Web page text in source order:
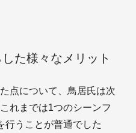
た様々なメリット
点について、鳥居氏は次
れまでは1つのシーンフ
行うことが普通でした